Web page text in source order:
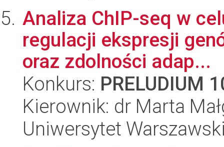
Analiza ChIP-seq w
regulacji ekspresji
oraz zdolności adap...
Konkurs: PRELUDIUM
Kierownik: dr Marta
Uniwersytet